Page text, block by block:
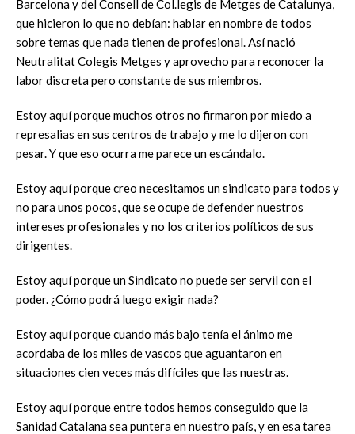
Barcelona y del Consell de Col.legis de Metges de Catalunya,
que hicieron lo que no debían: hablar en nombre de todos
sobre temas que nada tienen de profesional. Así nació
Neutralitat Colegis Metges y aprovecho para reconocer la
labor discreta pero constante de sus miembros.
Estoy aquí porque muchos otros no firmaron por miedo a
represalias en sus centros de trabajo y me lo dijeron con
pesar. Y que eso ocurra me parece un escándalo.
Estoy aquí porque creo necesitamos un sindicato para todos y
no para unos pocos, que se ocupe de defender nuestros
intereses profesionales y no los criterios políticos de sus
dirigentes.
Estoy aquí porque un Sindicato no puede ser servil con el
poder. ¿Cómo podrá luego exigir nada?
Estoy aquí porque cuando más bajo tenía el ánimo me
acordaba de los miles de vascos que aguantaron en
situaciones cien veces más difíciles que las nuestras.
Estoy aquí porque entre todos hemos conseguido que la
Sanidad Catalana sea puntera en nuestro país, y en esa tarea